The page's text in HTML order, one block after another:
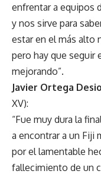
enfrentar a equipos
y nos sirve para
estar en el más alto
pero hay que seguir
mejorando”.
Javier Ortega Desio
XV):
“Fue muy dura la
a encontrar a un Fiji
por el lamentable
fallecimiento de un